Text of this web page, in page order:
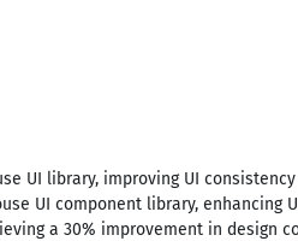
UI library, improving UI consistency
UI component library, enhancing
a 30% improvement in design